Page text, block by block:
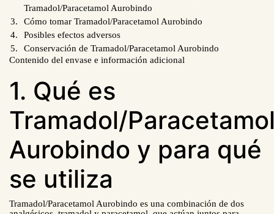
Tramadol/Paracetamol Aurobindo
Cómo tomar Tramadol/Paracetamol Aurobindo
Posibles efectos adversos
Conservación de Tramadol/Paracetamol Aurobindo
Contenido del envase e información adicional
1. Qué es
Tramadol/
Aurobindo y para qué
se utiliza
Tramadol/Paracetamol Aurobindo es una combinación de dos